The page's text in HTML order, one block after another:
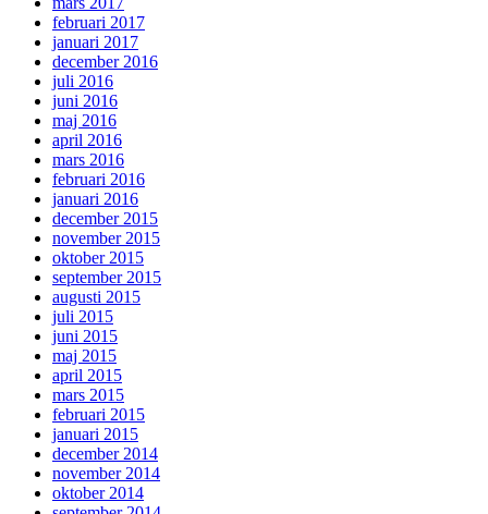
februari 2017
januari 2017
december 2016
juli 2016
juni 2016
maj 2016
april 2016
mars 2016
februari 2016
januari 2016
december 2015
november 2015
oktober 2015
september 2015
augusti 2015
juli 2015
juni 2015
maj 2015
april 2015
mars 2015
februari 2015
januari 2015
december 2014
november 2014
oktober 2014